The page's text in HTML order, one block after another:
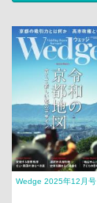
Wedge 2025年12月号